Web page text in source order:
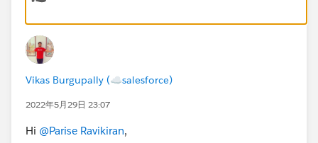
Vikas Burgupally (☁salesforce)
2022年5月29日 23:07
Hi @Parise Ravikiran,